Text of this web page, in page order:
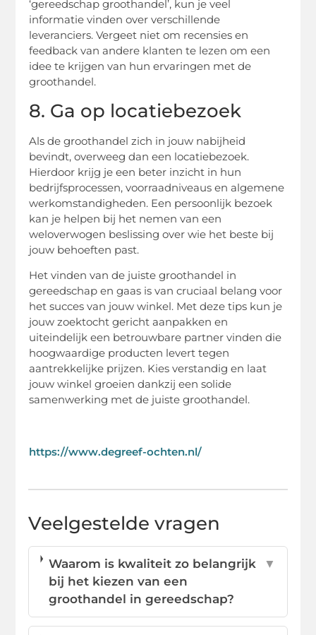
‘gereedschap groothandel’, kun je veel
informatie vinden over verschillende
leveranciers. Vergeet niet om recensies en
feedback van andere klanten te lezen om een
idee te krijgen van hun ervaringen met de
groothandel.
8. Ga op locatiebezoek
Als de groothandel zich in jouw nabijheid
bevindt, overweeg dan een locatiebezoek.
Hierdoor krijg je een beter inzicht in hun
bedrijfsprocessen, voorraadniveaus en algemene
werkomstandigheden. Een persoonlijk bezoek
kan je helpen bij het nemen van een
weloverwogen beslissing over wie het beste bij
jouw behoeften past.
Het vinden van de juiste groothandel in
gereedschap en gaas is van cruciaal belang voor
het succes van jouw winkel. Met deze tips kun je
jouw zoektocht gericht aanpakken en
uiteindelijk een betrouwbare partner vinden die
hoogwaardige producten levert tegen
aantrekkelijke prijzen. Kies verstandig en laat
jouw winkel groeien dankzij een solide
samenwerking met de juiste groothandel.
https://www.degreef-ochten.nl/
Veelgestelde vragen
Waarom is kwaliteit zo belangrijk
bij het kiezen van een
groothandel in gereedschap?
▼